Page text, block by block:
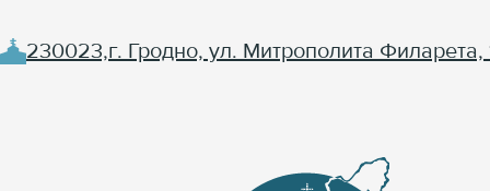
230023,г. Гродно, ул. Митрополита Филарета,